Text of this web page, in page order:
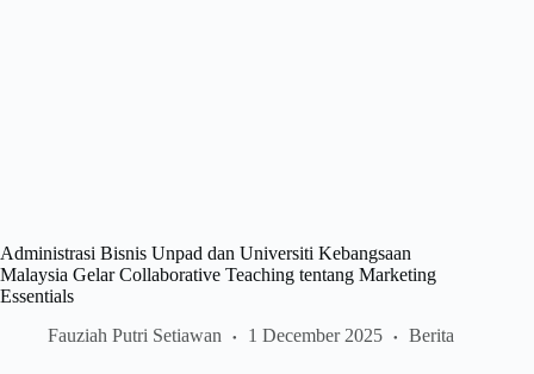
Administrasi Bisnis Unpad dan Universiti Kebangsaan
Malaysia Gelar Collaborative Teaching tentang Marketing
Essentials
Fauziah Putri Setiawan
1 December 2025 Berita